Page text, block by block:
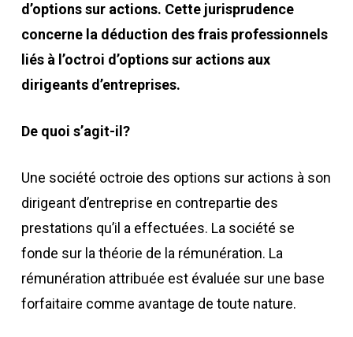
d’options sur actions. Cette jurisprudence
concerne la déduction des frais professionnels
liés à l’octroi d’options sur actions aux
dirigeants d’entreprises.
De quoi s’agit-il?
Une société octroie des options sur actions à son
dirigeant d’entreprise en contrepartie des
prestations qu’il a effectuées. La société se
fonde sur la théorie de la rémunération. La
rémunération attribuée est évaluée sur une base
forfaitaire comme avantage de toute nature.